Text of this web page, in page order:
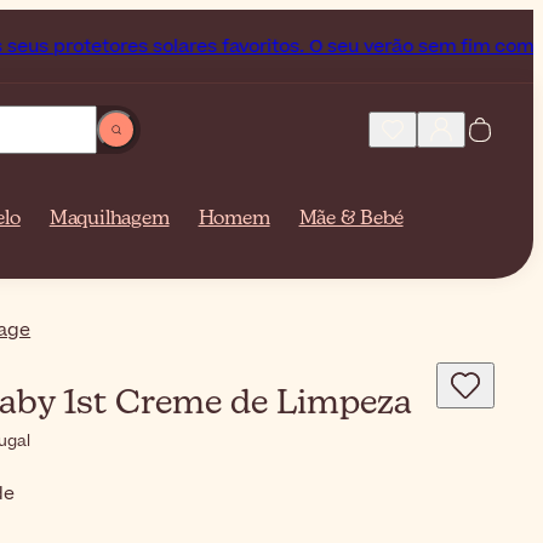
solares favoritos. O seu verão sem fim começa agora!
Maquilhagem Homem Mãe & Bebé
1st Creme de Limpeza